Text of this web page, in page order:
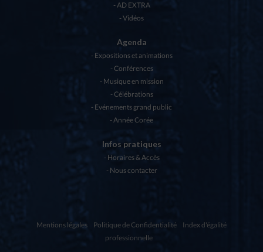
AD EXTRA
Vidéos
Agenda
Expositions et animations
Conférences
Musique en mission
Célébrations
Evénements grand public
Année Corée
Infos pratiques
Horaires & Accès
Nous contacter
Mentions légales Politique de Confidentialité
Index d'égalité
professionnelle